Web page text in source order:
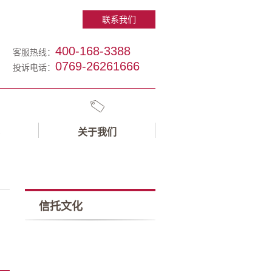
联系我们
客服热线： 400-168-3388
投诉电话： 0769-26261666
关于我们
信托文化